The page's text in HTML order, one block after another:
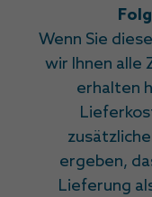
Wenn Sie
wir Ihnen alle
erhalten
ergeben,
Lieferung